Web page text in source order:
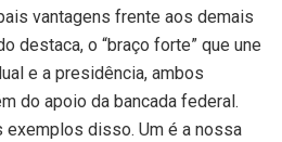
vantagens frente aos demais
destaca, o “braço forte” que une
e a presidência, ambos
do apoio da bancada federal.
exemplos disso. Um é a nossa